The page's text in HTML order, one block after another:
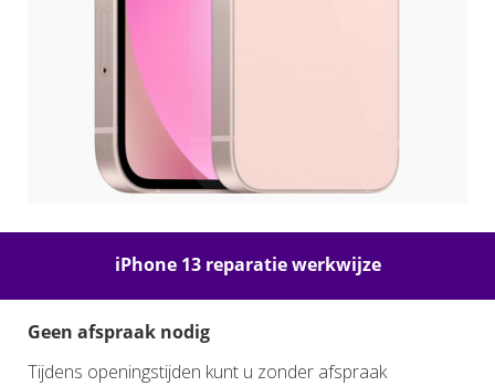
iPhone 13 reparatie werkwijze
Geen afspraak nodig
Tijdens openingstijden kunt u zonder afspraak